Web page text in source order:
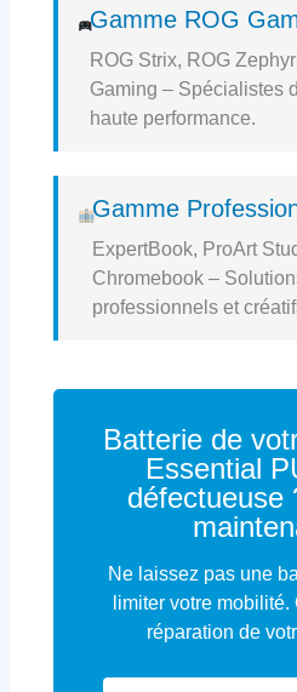
Gamme ROG
ROG Strix, ROG
Gaming – Spécialistes
haute performance.
Gamme
ExpertBook, ProArt
Chromebook –
professionnels et
Batterie de
Essential
défectueuse
Ne laissez pas une
limiter votre
réparation de